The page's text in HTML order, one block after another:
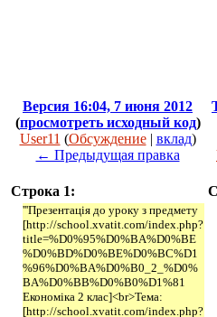
Версия 16:04, 7 июня 2012
(просмотреть исходный код)
User11 (Обсуждение| вклад)
← Предыдущая правка
Строка 1:
'''Презентація до уроку з предмету
[http://school.xvatit.com/index.php?
title=%D0%95%D0%BA%D0%BE
%D0%BD%D0%BE%D0%BC%D1
%96%D0%BA%D0%B0_2_%D0%
BA%D0%BB%D0%B0%D1%81
Економіка 2 клас]<br>Тема:
[http://school.xvatit.com/index.php?